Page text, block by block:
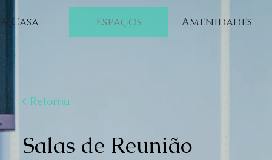
A Casa Espaços Amenidades
< Retorna
Salas de Reunião